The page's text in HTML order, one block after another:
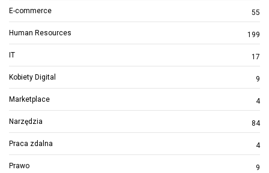
E-commerce 55
Human Resources 199
IT 17
Kobiety Digital 9
Marketplace 4
Narzędzia 84
Praca zdalna 4
Prawo 9